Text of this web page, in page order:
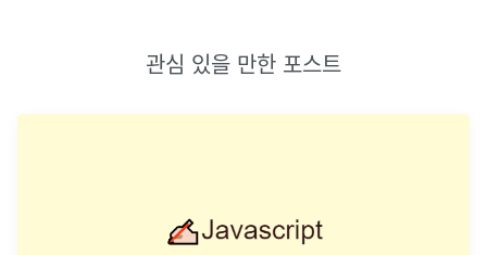
관심 있을 만한 포스트